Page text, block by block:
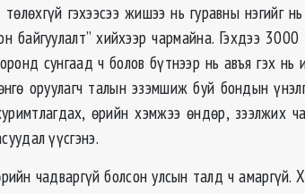
гэхээсээ жишээ нь гуравны нэгийг
байгуулалт” хийхээр чармайна. Гэхдээ 3000
сунгаад ч болов бүтнээр нь авъя гэх
оруулагч талын эзэмшиж буй бондын
өрийн хэмжээ өндөр, зээлжих
үүсгэнэ.
чадваргүй болсон улсын талд ч амаргүй.